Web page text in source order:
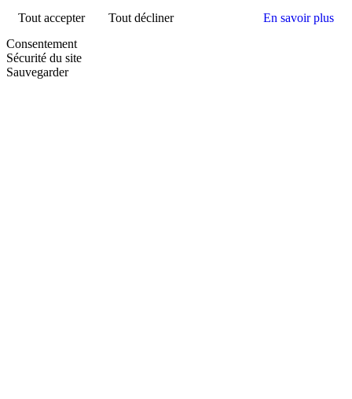
Tout accepter
Tout décliner
En savoir plus
Consentement
Sécurité du site
Sauvegarder